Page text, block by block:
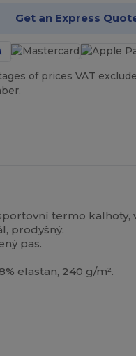
Get an Express
of prices VAT
termo kalhoty,
prodyšný.
pas.
elastan, 240 g/m².